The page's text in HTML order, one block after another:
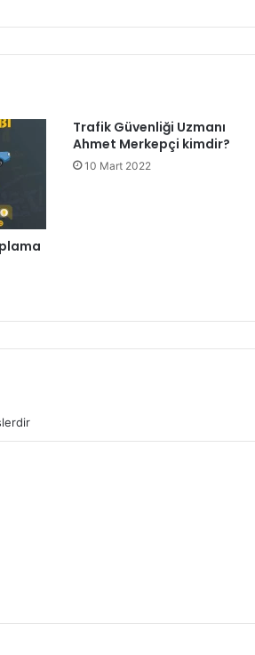
Trafik Güvenliği Uzmanı
Ahmet Merkepçi kimdir?
10 Mart 2022